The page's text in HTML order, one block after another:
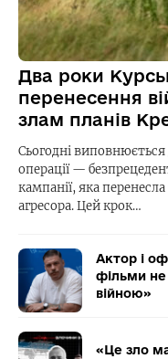
Два роки
перенесення
злам планів
Сьогодні виповнюється
операції —
кампанії, яка
агресора. Цей крок…
Актор і
фільми не
війною»
«Це зло